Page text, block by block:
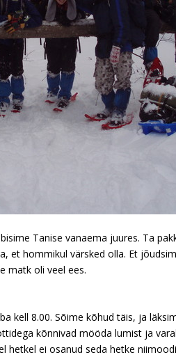
Tanise vanaema juures. Ta
et hommikul värsked olla. Et
matk oli veel ees.
8.00. Sõime kõhud täis, ja
kõnnivad mööda lumist ja
hetkel ei osanud seda hetke